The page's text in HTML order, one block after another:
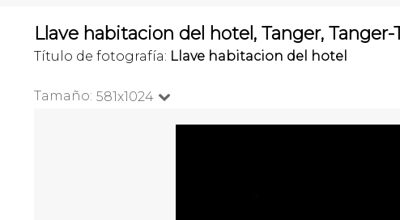
Llave habitacion del hotel, Tanger,
Título de fotografía: Llave habitacion del hotel
Tamaño: 581x1024 